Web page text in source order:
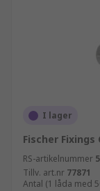
I lager
Fischer Fixings
RS-artikelnummer
Tillv. art.nr 77871
Antal (1 låda med